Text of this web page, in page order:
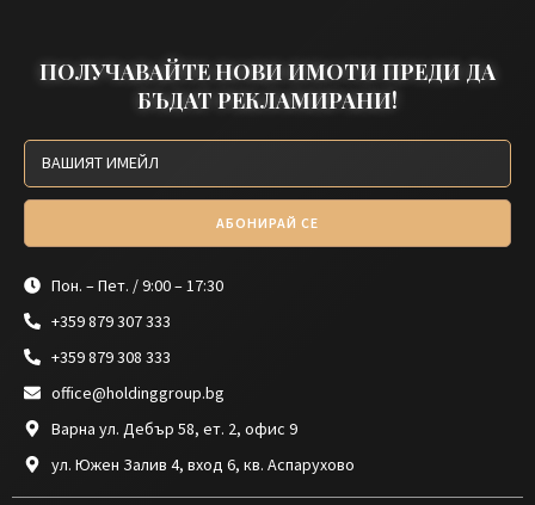
ПОЛУЧАВАЙТЕ НОВИ ИМОТИ ПРЕДИ ДА
БЪДАТ РЕКЛАМИРАНИ!
АБОНИРАЙ СЕ
Пон. – Пет. / 9:00 – 17:30
+359 879 307 333
+359 879 308 333
office@holdinggroup.bg
Варна ул. Дебър 58, ет. 2, офис 9
ул. Южен Залив 4, вход 6, кв. Аспарухово